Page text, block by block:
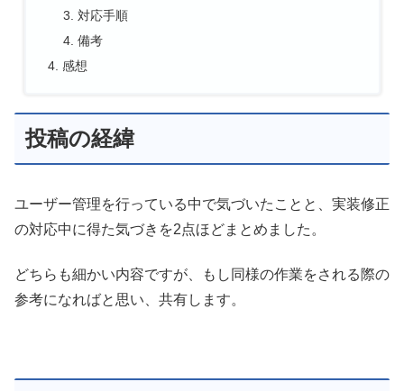
対応手順
備考
感想
投稿の経緯
ユーザー管理を行っている中で気づいたことと、実装修正
の対応中に得た気づきを2点ほどまとめました。
どちらも細かい内容ですが、もし同様の作業をされる際の
参考になればと思い、共有します。